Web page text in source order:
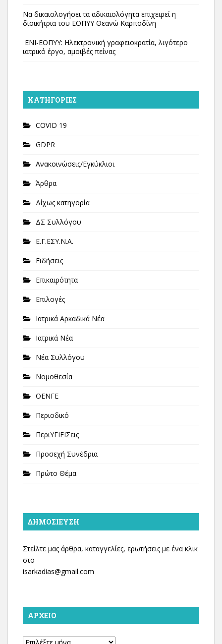
Να δικαιολογήσει τα αδικαιολόγητα επιχειρεί η
διοικήτρια του ΕΟΠΥΥ Θεανώ Καρποδίνη
ΕΝΙ-ΕΟΠΥΥ: Ηλεκτρονική γραφειοκρατία, λιγότερο
ιατρικό έργο, αμοιβές πείνας
KΑΤΗΓΟΡΊΕΣ
COVID 19
GDPR
Ανακοινώσεις/Εγκύκλιοι
Άρθρα
Δίχως κατηγορία
ΔΣ Συλλόγου
Ε.Γ.ΕΣΥ.Ν.Α.
Ειδήσεις
Επικαιρότητα
Επιλογές
Ιατρικά Αρκαδικά Νέα
Ιατρικά Νέα
Νέα Συλλόγου
Νομοθεσία
ΟΕΝΓΕ
Περιοδικό
ΠεριΥΓΙΕΙΣεις
Προσεχή Συνέδρια
Πρώτο Θέμα
ΔΗΜΟΣΊΕΥΣΗ
Στείλτε μας άρθρα, καταγγελίες, ερωτήσεις με ένα κλικ
στο
isarkadias@gmail.com
ΑΡΧΕΊΟ
Αρχείο